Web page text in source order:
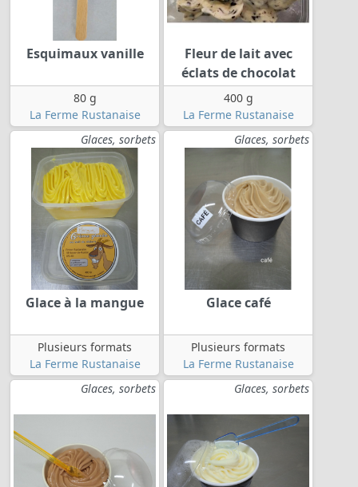
Esquimaux vanille
80 g
La Ferme Rustanaise
Fleur de lait avec
éclats de chocolat
400 g
La Ferme Rustanaise
Glaces, sorbets
Glace à la mangue
Plusieurs formats
La Ferme Rustanaise
Glaces, sorbets
Glace café
Plusieurs formats
La Ferme Rustanaise
Glaces, sorbets
Glaces, sorbets